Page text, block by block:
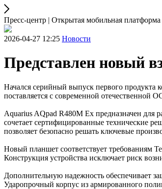
Пресс-центр | Открытая мобильная платформа
2026-04-27 12:25 Новости
Представлен новый
Начался серийный выпуск первого продукта
поставляется с современной
Aquarius AQpad R480M Ex предназначен для
сочетает сертифицированные технические
позволяет безопасно решать ключевые
Новый планшет соответствует требованиям
Конструкция устройства исключает риск
Дополнительную надежность обеспечивает
Ударопрочный корпус из армированного